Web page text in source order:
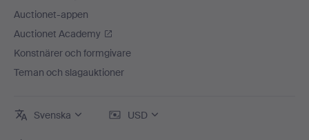
Auctionet-appen
Auctionet Academy
Konstnärer och formgivare
Teman och slagauktioner
Svenska USD